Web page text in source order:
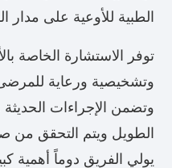
الطبية للأوعية على مدار
توفر الاستشارة الخاصة
وتشخيصية ورعاية
وتضمن الإجراءات
الطويل ويتم التحقق من
يولي الفريق دوماً أهمية